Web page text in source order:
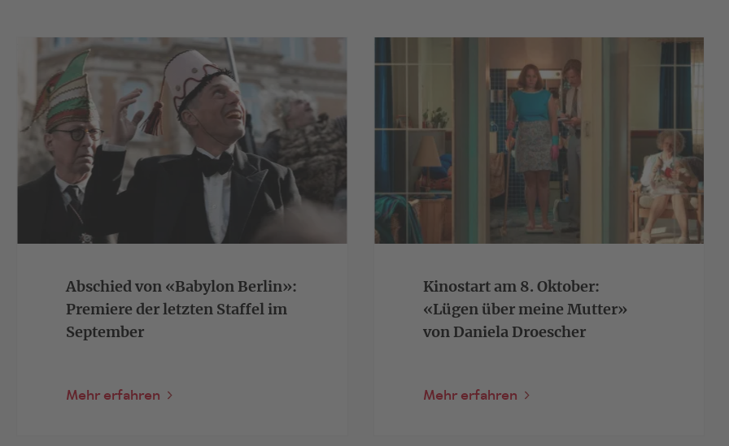
Abschied von «Babylon Berlin»:
Premiere der letzten Staffel im
September
Mehr erfahren
Kinostart am 8. Oktober:
«Lügen über meine Mutter»
von Daniela Droescher
Mehr erfahren